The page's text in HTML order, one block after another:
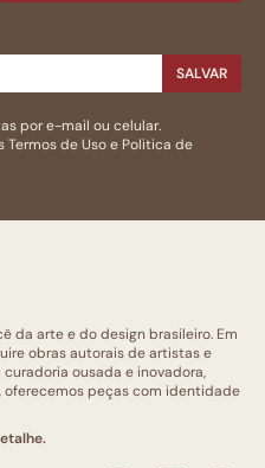
SALVAR
por e-mail ou celular.
Termos de Usoe Politica de
da arte e do design brasileiro. Em
obras autorais de artistas e
ousada e inovadora,
peças com identidade